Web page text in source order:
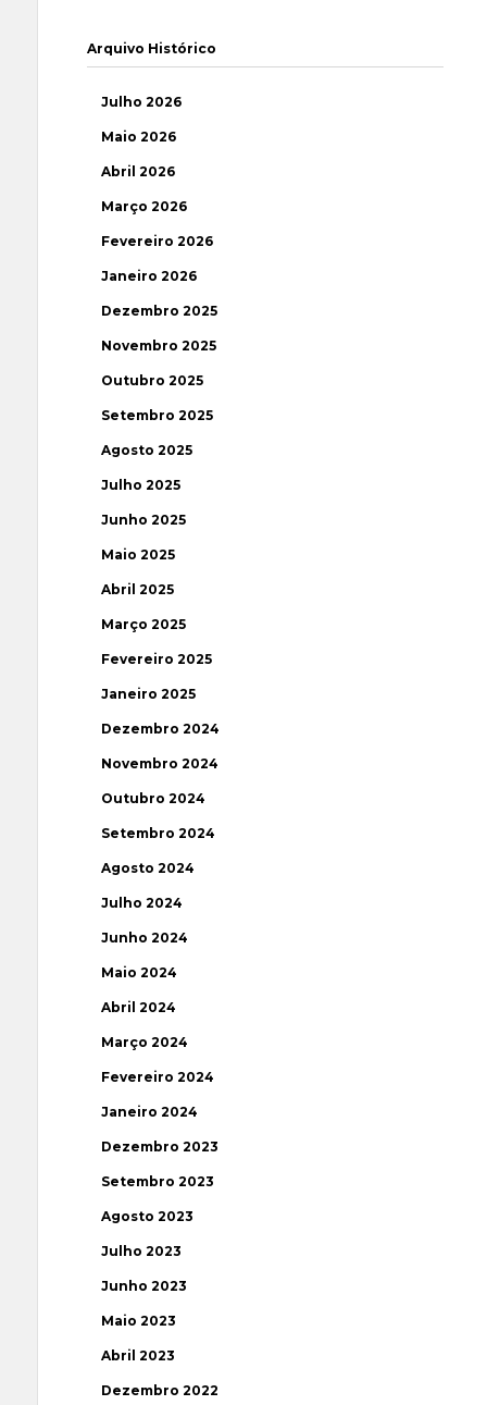
Arquivo Histórico
Julho 2026
Maio 2026
Abril 2026
Março 2026
Fevereiro 2026
Janeiro 2026
Dezembro 2025
Novembro 2025
Outubro 2025
Setembro 2025
Agosto 2025
Julho 2025
Junho 2025
Maio 2025
Abril 2025
Março 2025
Fevereiro 2025
Janeiro 2025
Dezembro 2024
Novembro 2024
Outubro 2024
Setembro 2024
Agosto 2024
Julho 2024
Junho 2024
Maio 2024
Abril 2024
Março 2024
Fevereiro 2024
Janeiro 2024
Dezembro 2023
Setembro 2023
Agosto 2023
Julho 2023
Junho 2023
Maio 2023
Abril 2023
Dezembro 2022